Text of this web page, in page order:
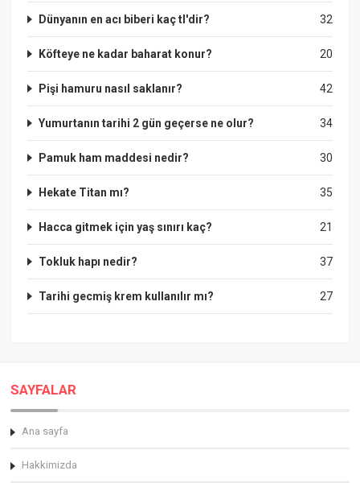
32
Dünyanın en acı biberi kaç tl'dir?
20
Köfteye ne kadar baharat konur?
42
Pişi hamuru nasıl saklanır?
34
Yumurtanın tarihi 2 gün geçerse ne olur?
30
Pamuk ham maddesi nedir?
35
Hekate Titan mı?
21
Hacca gitmek için yaş sınırı kaç?
37
Tokluk hapı nedir?
27
Tarihi gecmiş krem kullanılır mı?
SAYFALAR
Ana sayfa
Hakkimizda